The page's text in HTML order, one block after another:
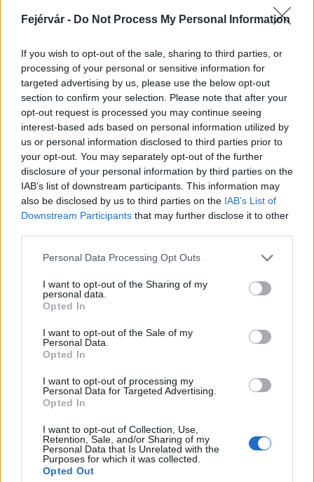
Fejérvár - Do Not Process My Personal Information
If you wish to opt-out of the sale, sharing to third parties, or
processing of your personal or sensitive information for
targeted advertising by us, please use the below opt-out
section to confirm your selection. Please note that after your
opt-out request is processed you may continue seeing
interest-based ads based on personal information utilized by
us or personal information disclosed to third parties prior to
your opt-out. You may separately opt-out of the further
disclosure of your personal information by third parties on the
IAB’s list of downstream participants. This information may
also be disclosed by us to third parties on the IAB’s List of
Downstream Participants that may further disclose it to other
Please note that this website/app uses one or more Google
not limited to your visit or usage behaviour. You may click to
grant or deny consent to Google and its third-party tags to
use your data for below specified purposes in below Google
consent section.
Personal Data Processing Opt Outs
I want to opt-out of the Sharing of my
personal data.
Opted In
I want to opt-out of the Sale of my
Personal Data.
Opted In
I want to opt-out of processing my
Personal Data for Targeted Advertising.
Opted In
I want to opt-out of Collection, Use,
Retention, Sale, and/or Sharing of my
Personal Data that Is Unrelated with the
Purposes for which it was collected.
Opted Out
Aktuális Székesfehérvár klímaváltozás
áder jános
Tóparti Gimnázium és Művészeti Szakközépiskola
MAGYAR ÉPÍTŐK
Belváros-Lipótváros
játszótér
Város-Teampannon Kereskedelmi és Szolgáltató Kft.